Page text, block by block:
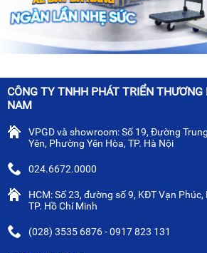
CÔNG TY TNHH PHÁT TRIỂN
NAM
VPGD và showroom: Số 19, Đường
Yên, Phường Yên Hòa, TP. Hà Nội
024.6672.0000
HCM: Số 23, đường số 9, KĐT Vạn
TP. Hồ Chí Minh
(028) 3535 6876 - 0917 823 131